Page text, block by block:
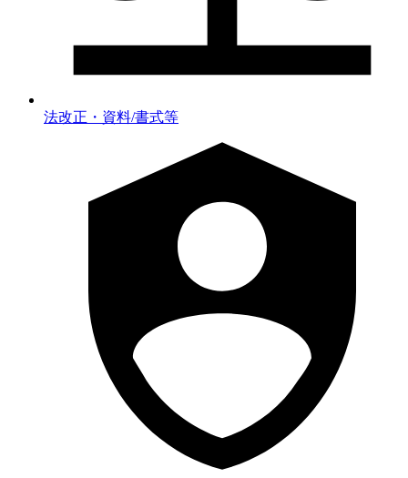
法改正・資料/書式等